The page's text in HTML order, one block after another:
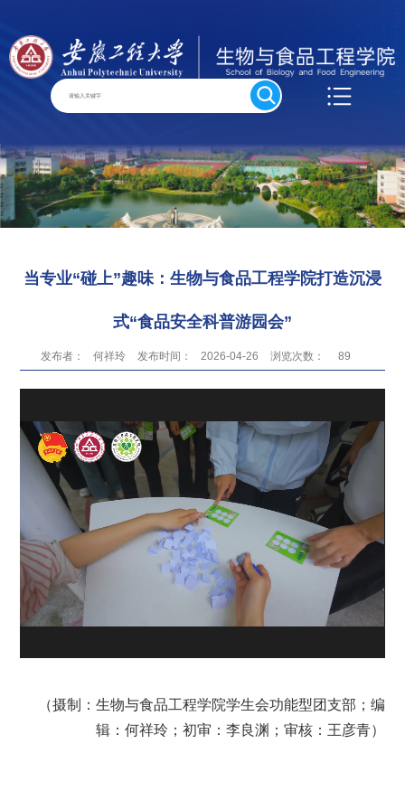
当专业“碰上”趣味：生物与食品工程学院打造沉浸
式“食品安全科普游园会”
发布者： 何祥玲 发布时间： 2026-04-26 浏览次数： 89
（摄制：生物与食品工程学院学生会功能型团支部；编
辑：何祥玲；初审：李良渊；审核：王彦青）